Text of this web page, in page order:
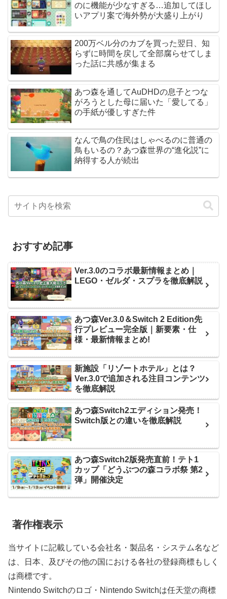
のに機能が少なすぎる…追加してほし
いアプリ案で海外勢が大盛り上がり
200万ベル分のカブを買った翌日、知
らずに時間を戻して全部腐らせてしま
った話に共感が集まる
あつ森を通してAuDHDの息子とつな
がろうとした母に届いた「愛してる」
の手紙が優しすぎた件
なんで鳥の住民はしゃべるのに普通の
鳥もいるの？あつ森世界の“進化説”に
納得する人が続出
おすすめ記事
Ver.3.0のコラボ最新情報まとめ｜
LEGO・ゼルダ・スプラを徹底解説
あつ森Ver.3.0＆Switch 2 Edition先
行プレビュー完全版｜新要素・仕
様・最新情報まとめ!
新施設「リゾートホテル」とは？
Ver.3.0で追加される注目コンテンツ
を徹底解説
あつ森Switch2エディション発売！
Switch版との違いを徹底解説
あつ森Switch2版発売直前！テト1
カップ「どうぶつの森コラボ祭 第2
弾」開催決定
著作権表示
当サイトに記載している会社名・製品名・システム名など
は、日本、及びその他の国における各社の登録商標もしく
は商標です。
Nintendo Switchのロゴ・Nintendo Switchは任天堂の商標